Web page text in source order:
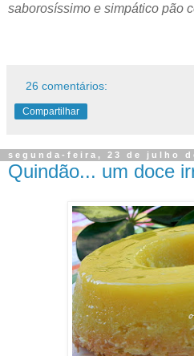
saborosíssimo e simpático pão
26 comentários:
Compartilhar
segunda-feira, 23 de julho
Quindão... um doce